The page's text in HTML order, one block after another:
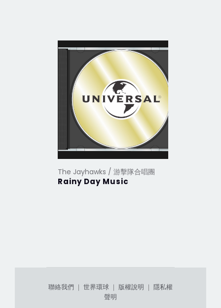
The Jayhawks / 游擊隊合唱團
Rainy Day Music
聯絡我們 ｜ 世界環球 ｜ 版權說明 ｜ 隱私權
聲明